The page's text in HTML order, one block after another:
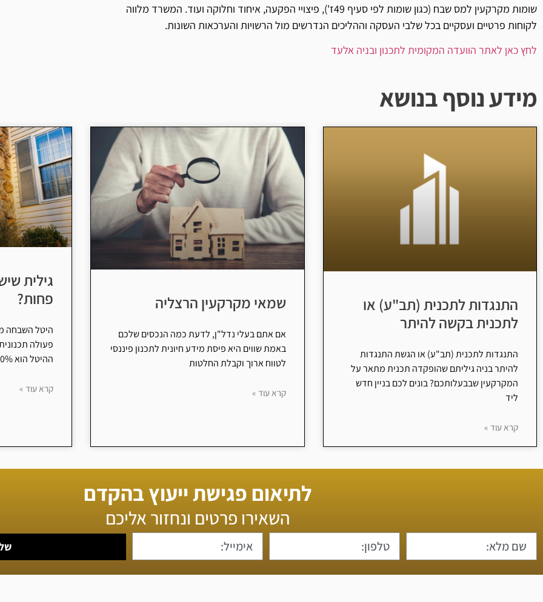
שומות מקרקעין למס שבח (כגון שומות לפי סעיף 49ז'), פיצויי הפקעה, איחוד וחלוקה ועוד. המשרד מלווה
לקוחות פרטיים ועסקיים בכל שלבי העסקה וההליכים הנדרשים מול הרשויות והערכאות השונות.
לחץ כאן לאתר הוועדה המקומית לתכנון ובניה אלעד
מידע נוסף בנושא
התנגדות לתכנית (תב"ע) או
לתכנית בקשה להיתר
התנגדות לתכנית (תב"ע) או הגשת התנגדות
להיתר בניה גיליתם שהופקדה תכנית מתאר על
המקרקעין שבבעלותכם? בונים לכם בניין חדש
ליד
קרא עוד »
שמאי מקרקעין הרצליה
אם אתם בעלי נדל"ן, לדעת כמה הנכסים שלכם
באמת שווים היא פיסת מידע חיונית לתכנון פיננסי
לטווח ארוך וקבלת החלטות
קרא עוד »
גילית
פחות?
היטל השבחה
פעולה
ההיטל הוא 50% משווי ההשבחה. לדוגמה,
קרא עוד »
לתיאום פגישת ייעוץ בהקדם
השאירו פרטים ונחזור אליכם